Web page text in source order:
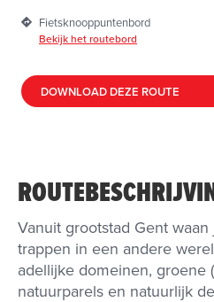
Fietsknooppuntenbord
Bekijk het routebord
DOWNLOAD DEZE ROUTE
Vanuit grootstad Gent
trappen in een andere
adellijke domeinen, groene
natuurparels en natuurlijk